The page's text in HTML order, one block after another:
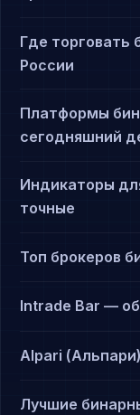
Где торговать
России
Платформы
сегодняшний
Индикаторы
точные
Топ брокеров
Intrade Bar —
Alpari
Лучшие